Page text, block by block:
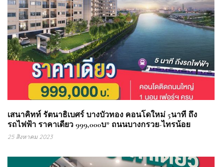
เสนาคิทท์ รัตนาธิเบศร์ บางบัวทอง คอนโดใหม่ 5นาที ถึง
รถไฟฟ้า ราคาเดียว 999,000บ* ถนนบางกรวย-ไทรน้อย
25 สิงหาคม 2023